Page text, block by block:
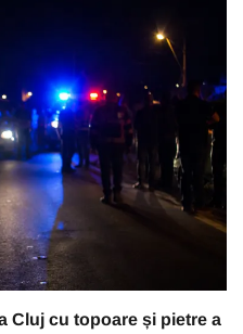
Cluj cu topoare și pietre a